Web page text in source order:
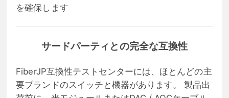
を確保します
サードパーティとの完全な互換性
FiberJP互換性テストセンターには、ほとんどの主
要ブランドのスイッチと機器があります。 製品出